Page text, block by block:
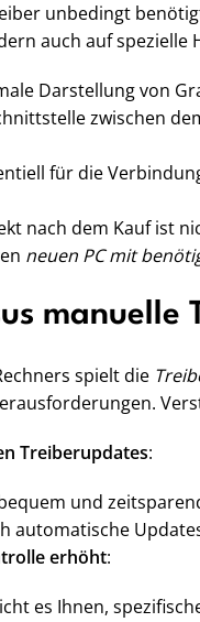
unbedingt
auch auf spezielle
Darstellung von
zwischen
für die
nach dem Kauf ist
neuen PC mit
manuelle
spielt die
Treiberupdates:
und
automatische
erhöht:
es Ihnen,